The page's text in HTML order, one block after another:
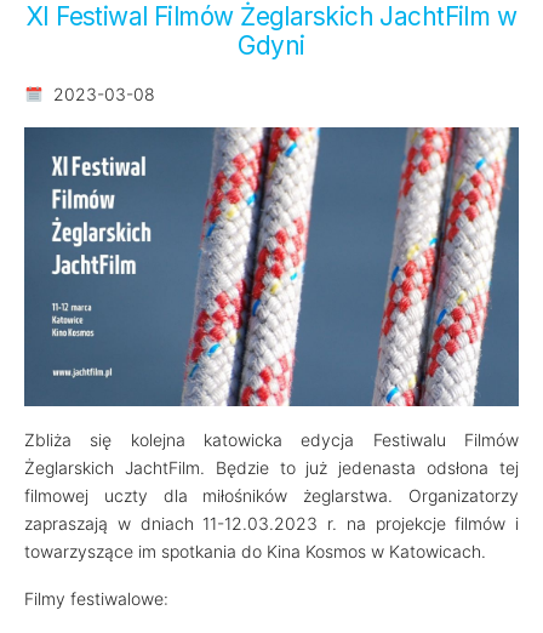
XI Festiwal Filmów Żeglarskich JachtFilm w
Gdyni
2023-03-08
Zbliża się kolejna katowicka edycja Festiwalu Filmów
Żeglarskich JachtFilm. Będzie to już jedenasta odsłona tej
filmowej uczty dla miłośników żeglarstwa. Organizatorzy
zapraszają w dniach 11-12.03.2023 r. na projekcje filmów i
towarzyszące im spotkania do Kina Kosmos w Katowicach.
Filmy festiwalowe: